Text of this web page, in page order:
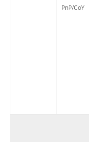
PnP/CoY